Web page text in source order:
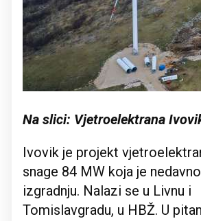
Na slici: Vjetroelektrana
Ivovik je projekt
snage 84 MW koja je
izgradnju. Nalazi se u Livnu i
Tomislavgradu, u HBŽ. U